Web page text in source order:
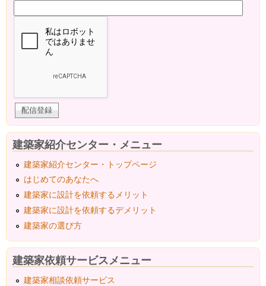
建築家紹介センター・メニュー
建築家紹介センター・トップページ
はじめてのあなたへ
建築家に設計を依頼するメリット
建築家に設計を依頼するデメリット
建築家の選び方
建築家依頼サービスメニュー
建築家相談依頼サービス